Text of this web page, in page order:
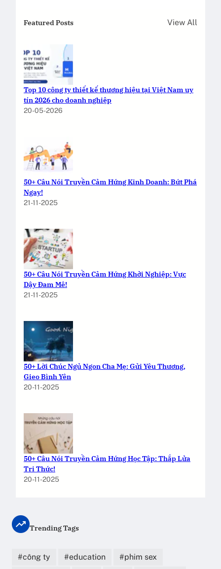
Featured Posts View All
Top 10 công ty thiết kế thương hiệu tại Việt Nam uy
tín 2026 cho doanh nghiệp
20-05-2026
50+ Câu Nói Truyền Cảm Hứng Kinh Doanh: Bứt Phá
Ngay!
21-11-2025
50+ Câu Nói Truyền Cảm Hứng Khởi Nghiệp: Vực
Dậy Đam Mê!
21-11-2025
50+ Lời Chúc Ngủ Ngon Cha Mẹ: Gửi Yêu Thương,
Gieo Bình Yên
20-11-2025
50+ Câu Nói Truyền Cảm Hứng Học Tập: Thắp Lửa
Tri Thức!
20-11-2025
Trending Tags
công ty education
phim sex